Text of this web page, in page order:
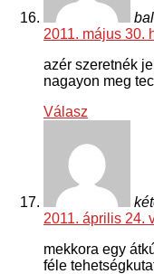
2011. május 30.
azér szeretnék
nagayon meg
Válasz
2011. április 24.
mekkora egy
féle